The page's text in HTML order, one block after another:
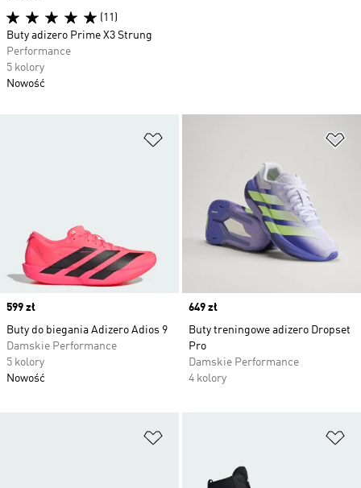
Price
599 zł
Buty do biegania Adizero Adios 9
Damskie Performance
5 kolory
Nowość
Price
649 zł
Buty treningowe adizero Dropset
Pro
Damskie Performance
4 kolory
(11)
Buty adizero Prime X3 Strung
Performance
5 kolory
Nowość